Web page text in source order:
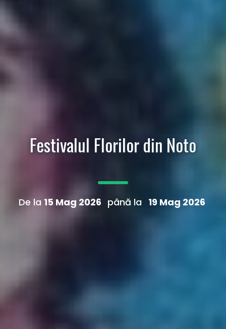
Festivalul Florilor din Noto
De la 15 Mag 2026 până la 19 Mag 2026